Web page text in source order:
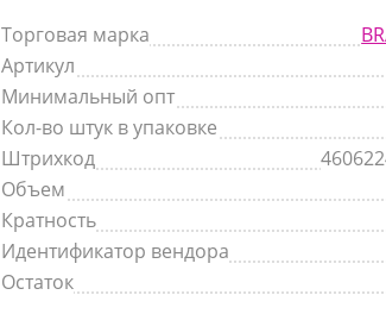
Торговая марка
Артикул
Минимальный опт
Кол-во штук в упаковке
Штрихкод
Объем
Кратность
Идентификатор вендора
Остаток